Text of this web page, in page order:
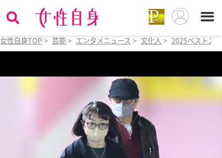
女性自身TOP > 芸能 > エンタメニュース > 文化人 > 2025ベストス